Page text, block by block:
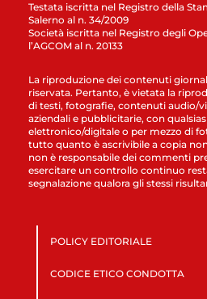
Testata iscritta nel Registro della
Salerno al n. 34/2009
Società iscritta nel Registro degli
l’AGCOM al n. 20133
La riproduzione dei contenuti
riservata. Pertanto, è vietata la
di testi, fotografie, contenuti audio/
aziendali e pubblicitarie, con
elettronico/digitale o per mezzo di
tutto quanto è ascrivibile a copia
non è responsabile dei commenti
esercitare un controllo continuo
segnalazione qualora gli stessi
POLICY EDITORIALE
CODICE ETICO CONDOTTA